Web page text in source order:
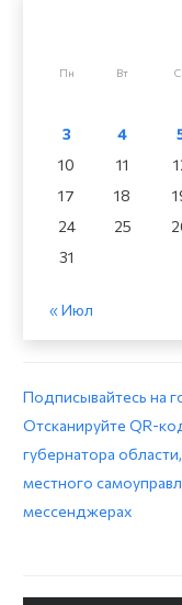
Пн Вт
3
4
10
11
17
18
24
25
31
« Июл
Подписывайтесь на
Отсканируйте QR-
губернатора
местного
мессенджерах